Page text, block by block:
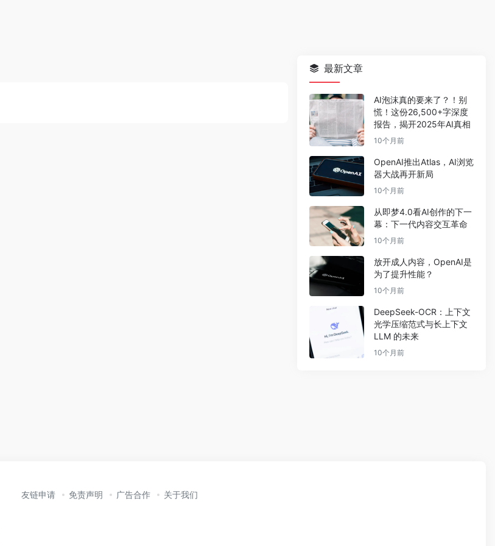
最新文章
AI泡沫真的要来了？！别
慌！这份26,500+字深度
报告，揭开2025年AI真相
10个月前
OpenAI推出Atlas，AI浏览
器大战再开新局
10个月前
从即梦4.0看AI创作的下一
幕：下一代内容交互革命
10个月前
放开成人内容，OpenAI是
为了提升性能？
10个月前
DeepSeek-OCR：上下文
光学压缩范式与长上下文
LLM 的未来
10个月前
友链申请 免责声明 广告合作 关于我们